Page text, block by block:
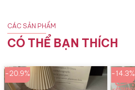
CÁC SẢN PHẨM
CÓ THỂ BẠN THÍCH
-20.9% -14.3%